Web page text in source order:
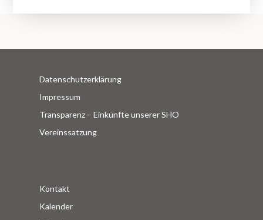
Datenschutzerklärung
Impressum
Transparenz – Einkünfte unserer SHO
Vereinssatzung
Kontakt
Kalender